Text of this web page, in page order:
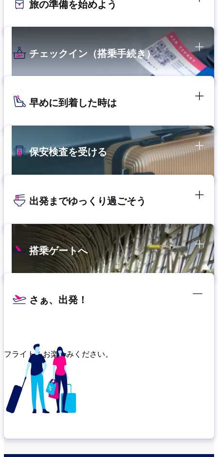
旅の準備を始めよう
チェックイン（搭乗手続き）
早めに到着した時は
保安検査を受ける
出発までゆっくり過ごそう
搭乗ゲートへ
さぁ、出発！
フライトをお楽しみください。